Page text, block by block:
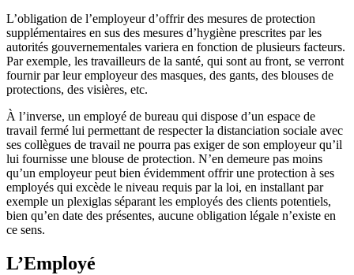
L’obligation de l’employeur d’offrir des mesures de protection
supplémentaires en sus des mesures d’hygiène prescrites par les
autorités gouvernementales variera en fonction de plusieurs facteurs.
Par exemple, les travailleurs de la santé, qui sont au front, se verront
fournir par leur employeur des masques, des gants, des blouses de
protections, des visières, etc.
À l’inverse, un employé de bureau qui dispose d’un espace de
travail fermé lui permettant de respecter la distanciation sociale avec
ses collègues de travail ne pourra pas exiger de son employeur qu’il
lui fournisse une blouse de protection. N’en demeure pas moins
qu’un employeur peut bien évidemment offrir une protection à ses
employés qui excède le niveau requis par la loi, en installant par
exemple un plexiglas séparant les employés des clients potentiels,
bien qu’en date des présentes, aucune obligation légale n’existe en
ce sens.
L’Employé